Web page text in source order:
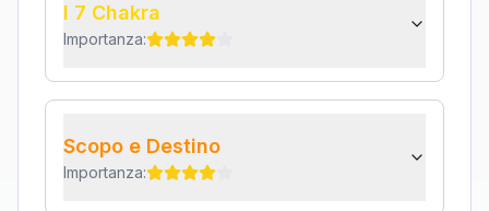
I 7 Chakra
Importanza:
Scopo e Destino
Importanza: